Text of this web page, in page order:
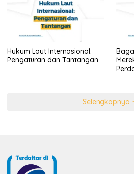
Hukum Laut Internasional:
Pengaturan dan Tantangan
Selengkapnya